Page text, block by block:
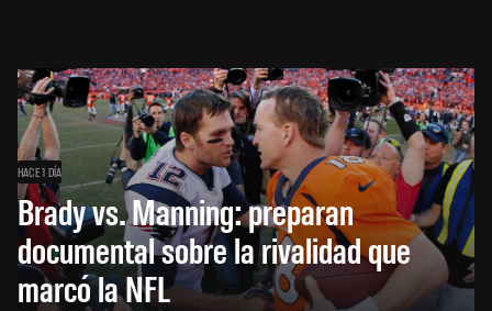
HACE 1 DÍA
Brady vs. Manning: preparan
documental sobre la rivalidad que
marcó la NFL